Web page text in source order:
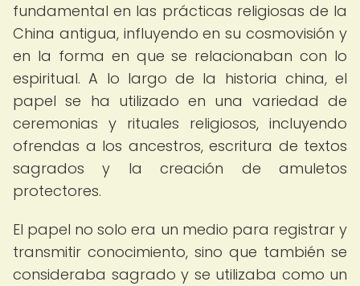
fundamental en las prácticas religiosas de la
China antigua, influyendo en su cosmovisión y
en la forma en que se relacionaban con lo
espiritual. A lo largo de la historia china, el
papel se ha utilizado en una variedad de
ceremonias y rituales religiosos, incluyendo
ofrendas a los ancestros, escritura de textos
sagrados y la creación de amuletos
protectores.
El papel no solo era un medio para registrar y
transmitir conocimiento, sino que también se
consideraba sagrado y se utilizaba como un